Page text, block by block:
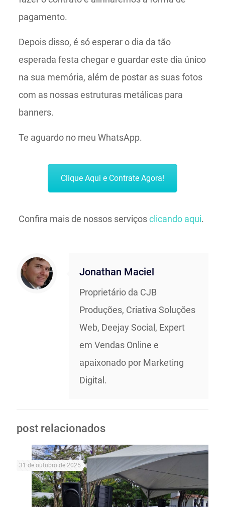
pagamento.
Depois disso, é só esperar o dia da tão
esperada festa chegar e guardar este dia único
na sua memória, além de postar as suas fotos
com as nossas estruturas metálicas para
banners.
Te aguardo no meu WhatsApp.
Clique Aqui e Contrate Agora!
Confira mais de nossos serviçosclicando aqui.
Jonathan Maciel
Proprietário da CJB
Produções, Criativa Soluções
Web, Deejay Social, Expert
em Vendas Online e
apaixonado por Marketing
Digital.
post relacionados
31 de outubro de 2025